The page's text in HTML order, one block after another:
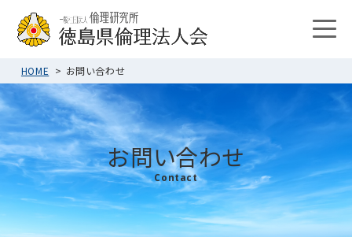
HOME お問い合わせ
お問い合わせ
Contact